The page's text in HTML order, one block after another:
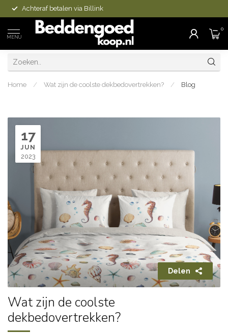
Achteraf betalen via Billink
MENU
0
Home / Wat zijn de coolste dekbedovertrekken? / Blog
17
JUN
2023
Delen
Wat zijn de coolste
dekbedovertrekken?